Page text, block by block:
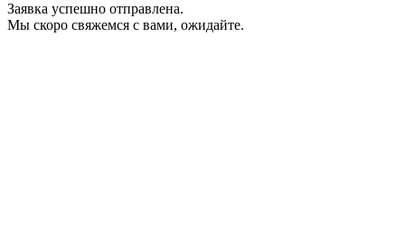
Заявка успешно отправлена.
Мы скоро свяжемся с вами, ожидайте.